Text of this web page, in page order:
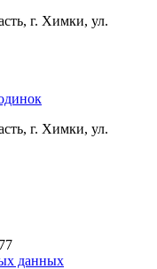
г. Химки, ул.
г. Химки, ул.
данных